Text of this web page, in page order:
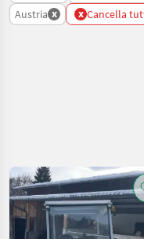
Austria x x Cancella
ricerca
Categoria 4